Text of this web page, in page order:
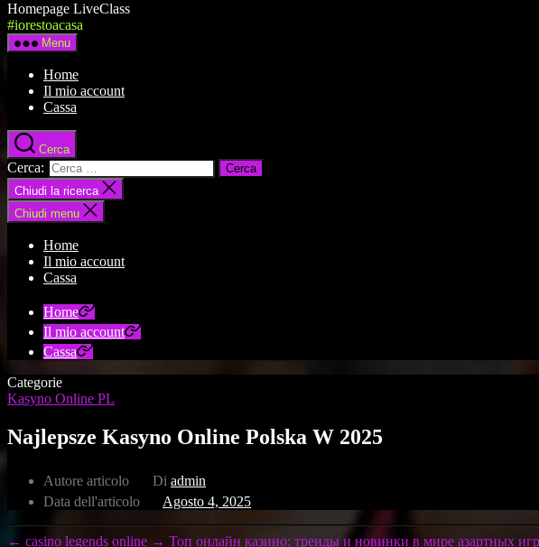
Homepage LiveClass
#iorestoacasa
Menu
Home
Il mio account
Cassa
Cerca
Cerca:
Chiudi la ricerca
Chiudi menu
Home
Il mio account
Cassa
Home
Il mio account
Cassa
Categorie
Kasyno Online PL
Najlepsze Kasyno Online Polska W 2025
Autore articolo Di admin
Data dell'articolo
Agosto 4, 2025
← casino legends online → Топ онлайн казино: тренды и новинки в мире азартных игр